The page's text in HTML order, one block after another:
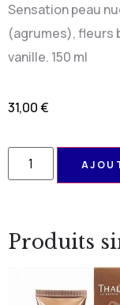
Sensation peau
(agrumes), fleurs
vanille. 150 ml
31,00€
Produits